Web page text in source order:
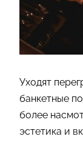
Уходят
банкетные
более
эстетика и